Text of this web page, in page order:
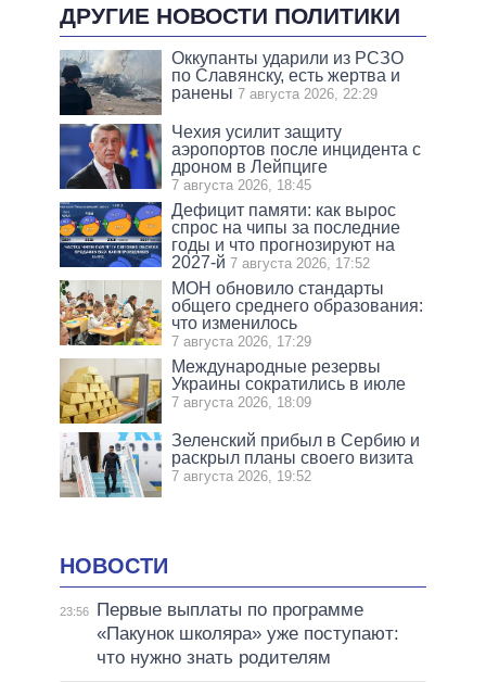
ДРУГИЕ НОВОСТИ ПОЛИТИКИ
Оккупанты ударили из РСЗО
по Славянску, есть жертва и
ранены 7 августа 2026, 22:29
Чехия усилит защиту
аэропортов после инцидента с
дроном в Лейпциге
7 августа 2026, 18:45
Дефицит памяти: как вырос
спрос на чипы за последние
годы и что прогнозируют на
2027-й 7 августа 2026, 17:52
МОН обновило стандарты
общего среднего образования:
что изменилось
7 августа 2026, 17:29
Международные резервы
Украины сократились в июле
7 августа 2026, 18:09
Зеленский прибыл в Сербию и
раскрыл планы своего визита
7 августа 2026, 19:52
НОВОСТИ
23:56
Первые выплаты по программе
«Пакунок школяра» уже поступают:
что нужно знать родителям